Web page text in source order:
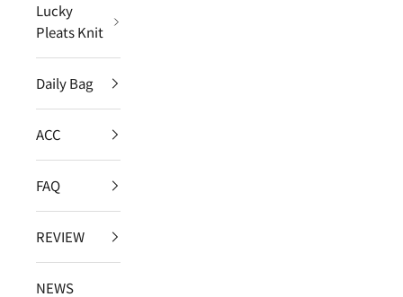
Lucky
Pleats Knit
Daily Bag
ACC
FAQ
REVIEW
NEWS